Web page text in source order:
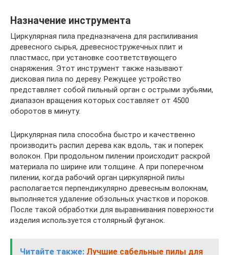
Назначение инструмента
Циркулярная пила предназначена для распиливания
древесного сырья, древесностружечных плит и
пластмасс, при установке соответствующего
снаряжения. Этот инструмент также называют
дисковая пила по дереву. Режущее устройство
представляет собой пильный орган с острыми зубьями,
диапазон вращения которых составляет от 4500
оборотов в минуту.
Циркулярная пила способна быстро и качественно
производить распил дерева как вдоль, так и поперек
волокон. При продольном пилении происходит раскрой
материала по ширине или толщине. А при поперечном
пилении, когда рабочий орган циркулярной пилы
располагается перпендикулярно древесным волокнам,
выполняется удаление обзольных участков и пороков.
После такой обработки для выравнивания поверхности
изделия используется столярный фуганок.
Читайте также: Лучшие сабельные пилы для